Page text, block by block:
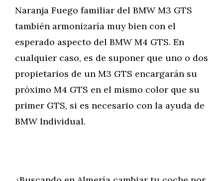
Naranja Fuego familiar del BMW M3 GTS
también armonizaría muy bien con el
esperado aspecto del BMW M4 GTS. En
cualquier caso, es de suponer que uno o dos
propietarios de un M3 GTS encargarán su
próximo M4 GTS en el mismo color que su
primer GTS, si es necesario con la ayuda de
BMW Individual.